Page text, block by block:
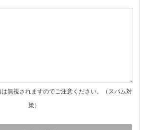
無視されますのでご注意ください。（スパム対
策）